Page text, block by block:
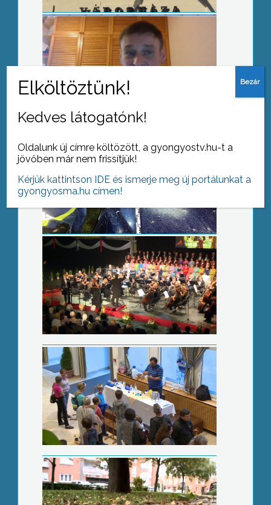
Elkerülhető lett volna a tragédia
Kutatók Éjszakája két helyszínen
Környezetvédelmi tevékenységek
támogatására lehet pályázni
Kedves látogatónk!
Oldalunk új címre költözött, a gyongyostv.hu-t a
jövőben már nem frissítjük!
Kérjük kattintson IDE és ismerje meg új portálunkat a
gyongyosma.hu címen!